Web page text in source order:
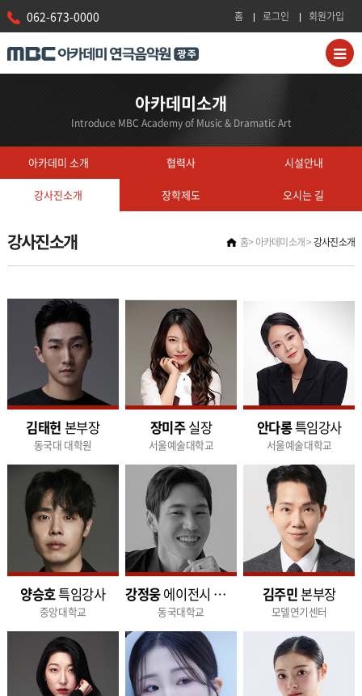
062-673-0000 홈 로그인 회원가입
아카데미소개
Introduce MBC Academy of Music & Dramatic Art
아카데미 소개 협력사 시설안내
강사진소개 장학제도 오시는 길
강사진소개 홈 아카데미소개 강사진소개
김태헌 본부장
동국대 대학원
장미주실장
서울예술대학교
안다롱특임강사
서울예술대학교
양승호특임강사
중앙대학교
강정웅에이전시 실장
동국대학교
김주민본부장
모델연기센터